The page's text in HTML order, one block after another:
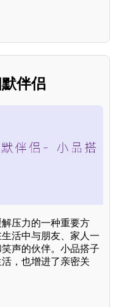
伴侣
压力的一种重要方
活中与朋友、家人一
声的伙伴。小品搭子
，也增进了亲密关